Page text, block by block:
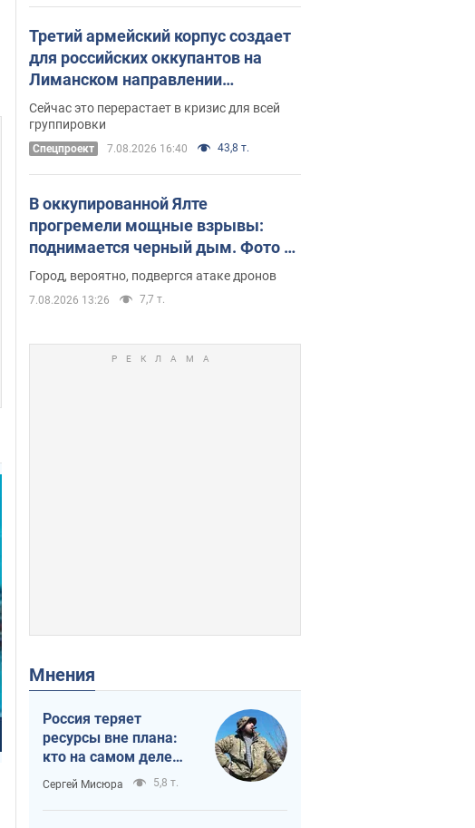
Третий армейский корпус создает
для российских оккупантов на
Лиманском направлении
критический дискомфорт: как это
удалось
Сейчас это перерастает в кризис для всей
группировки
Спецпроект 7.08.2026 16:40 43,8 т.
В оккупированной Ялте
прогремели мощные взрывы:
поднимается черный дым. Фото и
видео
Город, вероятно, подвергся атаке дронов
7.08.2026 13:26 7,7 т.
Мнения
Россия теряет
ресурсы вне плана:
кто на самом деле
диктует темп войны
Сергей Мисюра 5,8 т.